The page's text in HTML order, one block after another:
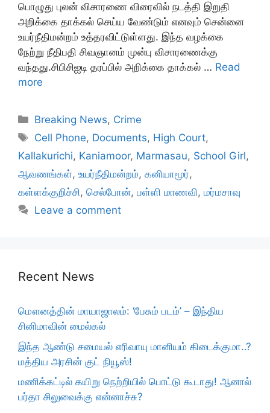
பொழுது புலன் விசாரணை விரைவில் நடத்தி இறுதி
அறிக்கை தாக்கல் செய்ய வேண்டும் எனவும் சென்னை
உயர்நீதிமன்றம் உத்தரவிட்டுள்ளது. இந்த வழக்கை
நேற்று நீதிபதி சிவஞானம் முன்பு விசாரணைக்கு
வந்தது.சிபிசிஐடி தரப்பில் அறிக்கை தாக்கல் … Read
more
Categories
Breaking News, Crime
Tags
Cell Phone, Documents, High Court,
Kallakurichi, Kaniamoor, Marmasau, School Girl,
ஆவணங்கள், உயர்நீதிமன்றம், கனியாமூர்,
கள்ளக்குறிச்சி, செல்போன், பள்ளி மாணவி, மர்மசாவு
Leave a comment
Recent News
மௌனத்தின் மாயாஜாலம்: ‘பேசும் படம்’ – இந்திய
சினிமாவின் மைல்கல்
இந்த ஆண்டு சமையல் எரிவாயு மானியம் கிடைக்குமா..?
மத்திய அரசின் குட் நியூஸ்!
மணிக்கட்டில் கயிறு நெற்றியில் பொட்டு கூடாது! ஆனால்
பர்தா சிலுவைக்கு என்னாச்சு?